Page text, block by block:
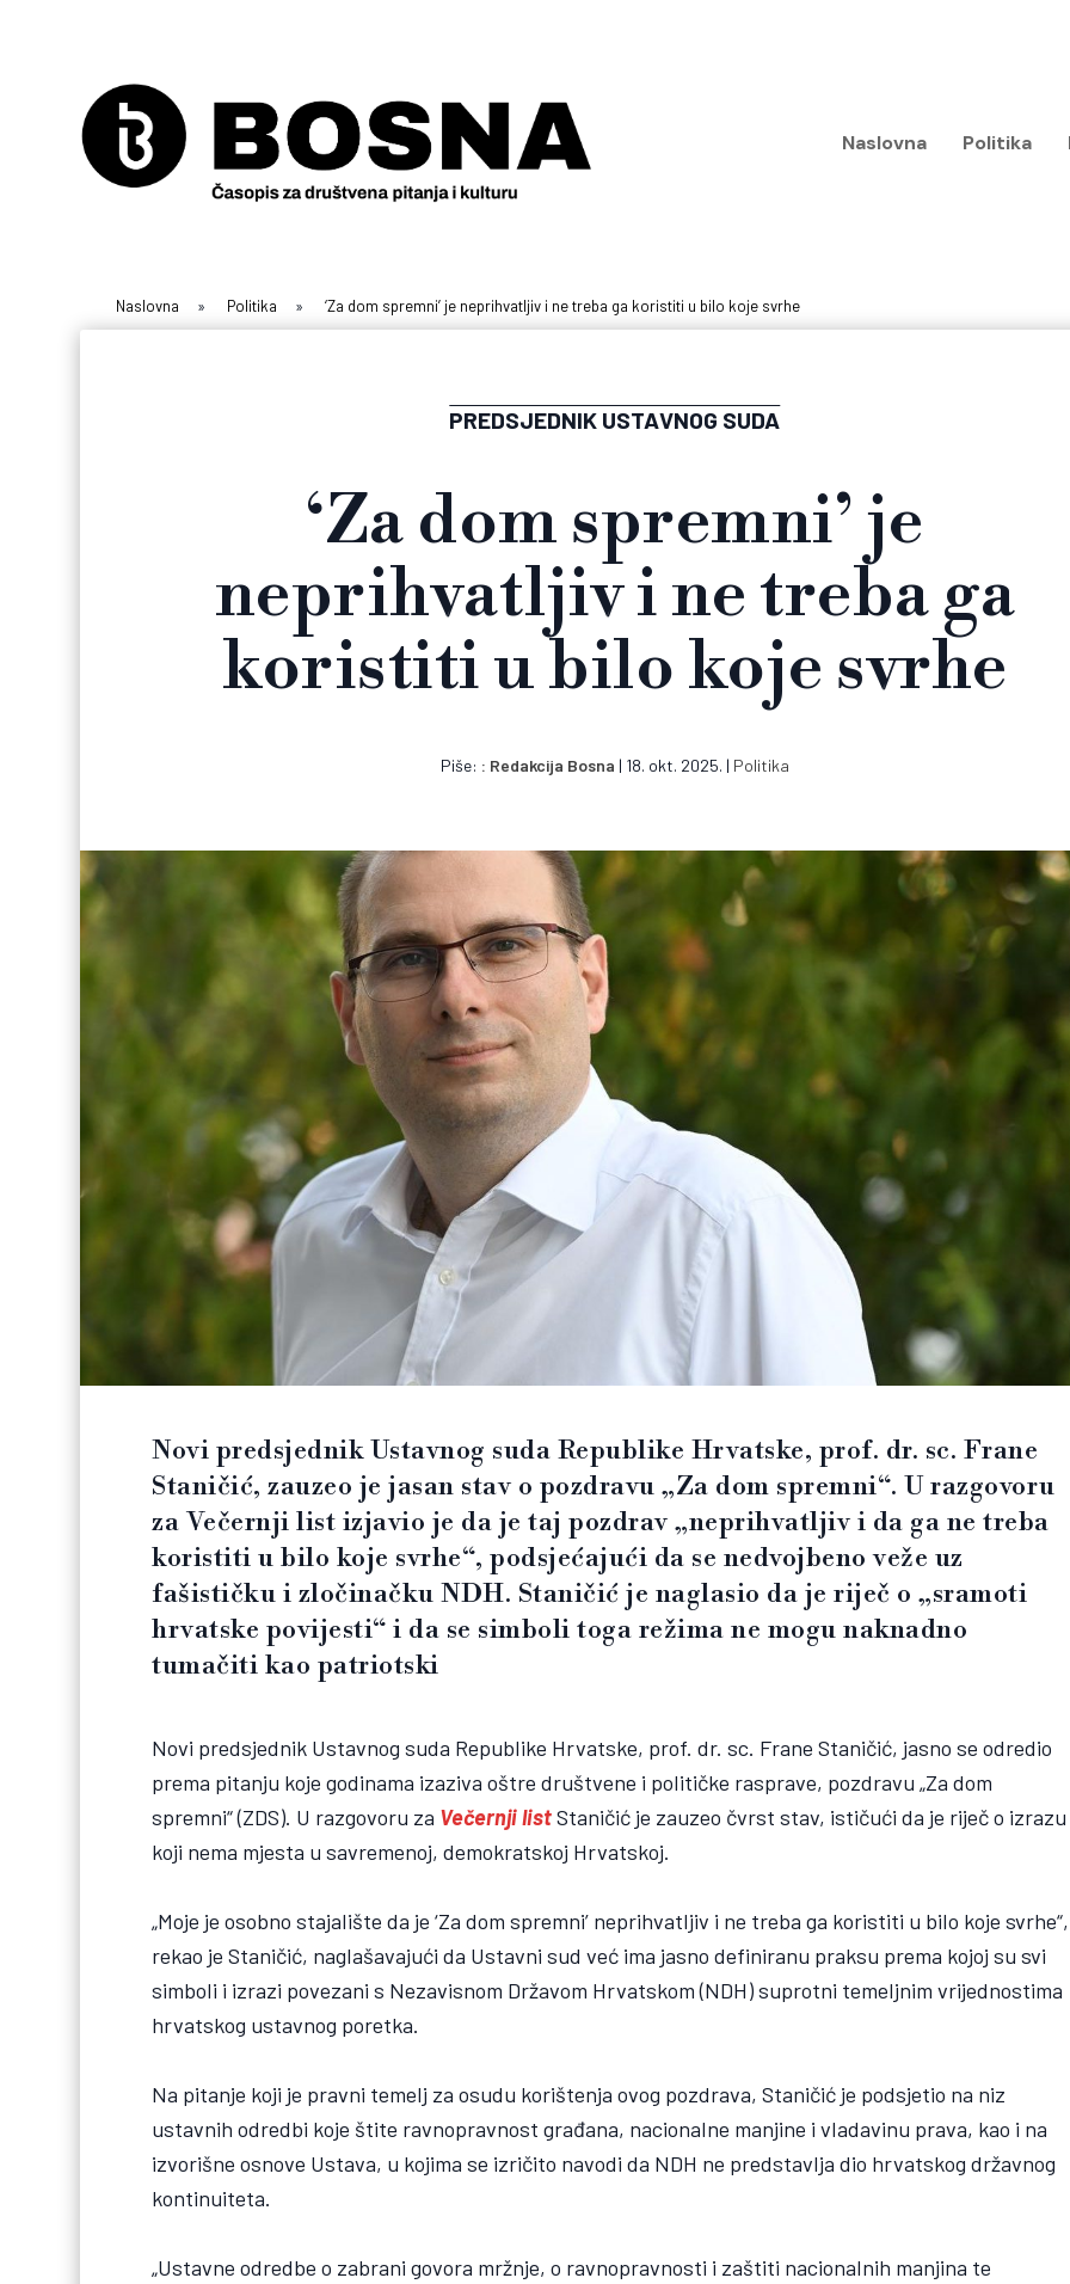
Naslovna Politika
Naslovna » Politika » ‘Za dom spremni’ je neprihvatljiv i ne treba ga koristiti u bilo koje svrhe
PREDSJEDNIK USTAVNOG SUDA
‘Za dom spremni’ je
neprihvatljiv i ne treba ga
koristiti u bilo koje svrhe
Piše: Redakcija Bosna | 18. okt. 2025. | Politika
Novi predsjednik Ustavnog suda Republike Hrvatske, prof. dr. sc. Frane
Staničić, zauzeo je jasan stav o pozdravu „Za dom spremni“. U razgovoru
za Večernji list izjavio je da je taj pozdrav „neprihvatljiv i da ga ne treba
koristiti u bilo koje svrhe“, podsjećajući da se nedvojbeno veže uz
fašističku i zločinačku NDH. Staničić je naglasio da je riječ o „sramoti
hrvatske povijesti“ i da se simboli toga režima ne mogu naknadno
tumačiti kao patriotski
Novi predsjednik Ustavnog suda Republike Hrvatske, prof. dr. sc. Frane Staničić, jasno se odredio
prema pitanju koje godinama izaziva oštre društvene i političke rasprave, pozdravu „Za dom
spremni“ (ZDS). U razgovoru za Večernji listStaničić je zauzeo čvrst stav, ističući da je riječ o izrazu
koji nema mjesta u savremenoj, demokratskoj Hrvatskoj.
„Moje je osobno stajalište da je ‘Za dom spremni’ neprihvatljiv i ne treba ga koristiti u bilo koje svrhe“,
rekao je Staničić, naglašavajući da Ustavni sud već ima jasno definiranu praksu prema kojoj su svi
simboli i izrazi povezani s Nezavisnom Državom Hrvatskom (NDH) suprotni temeljnim vrijednostima
hrvatskog ustavnog poretka.
Na pitanje koji je pravni temelj za osudu korištenja ovog pozdrava, Staničić je podsjetio na niz
ustavnih odredbi koje štite ravnopravnost građana, nacionalne manjine i vladavinu prava, kao i na
izvorišne osnove Ustava, u kojima se izričito navodi da NDH ne predstavlja dio hrvatskog državnog
kontinuiteta.
„Ustavne odredbe o zabrani govora mržnje, o ravnopravnosti i zaštiti nacionalnih manjina te